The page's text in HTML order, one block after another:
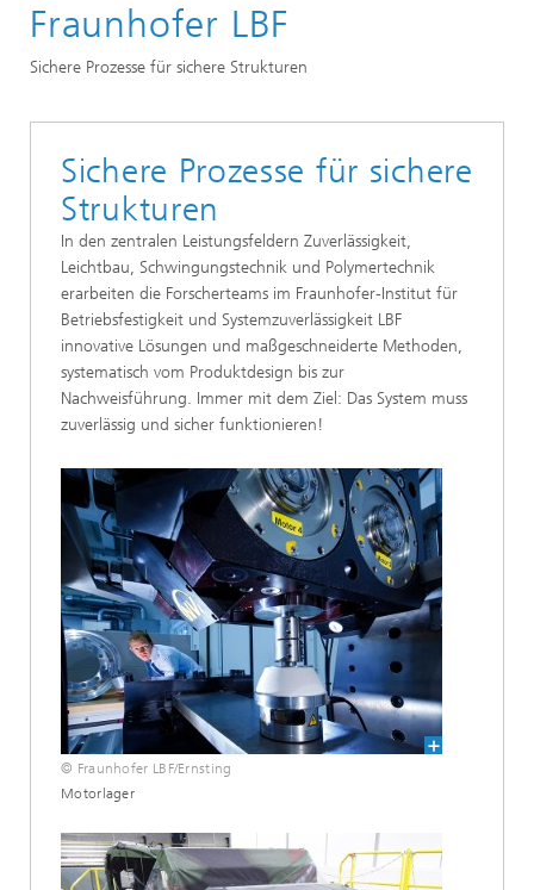
Mitgliedsinstitute
Fraunhofer LBF
Sichere Prozesse für sichere Strukturen
Sichere Prozesse für sichere
Strukturen
In den zentralen Leistungsfeldern Zuverlässigkeit,
Leichtbau, Schwingungstechnik und Polymertechnik
erarbeiten die Forscherteams im Fraunhofer-Institut für
Betriebsfestigkeit und Systemzuverlässigkeit LBF
innovative Lösungen und maßgeschneiderte Methoden,
systematisch vom Produktdesign bis zur
Nachweisführung. Immer mit dem Ziel: Das System muss
zuverlässig und sicher funktionieren!
© Fraunhofer LBF/Ernsting
Motorlager